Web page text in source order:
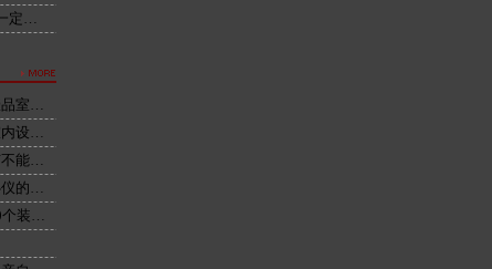
定…
品室…
内设…
不能…
仪的…
个装…